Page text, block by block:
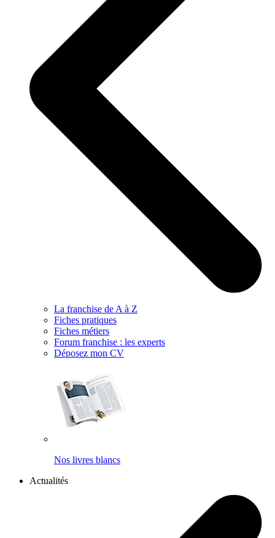
La franchise de A à Z
Fiches pratiques
Fiches métiers
Forum franchise : les experts
Déposez mon CV
Nos livres blancs
Actualités